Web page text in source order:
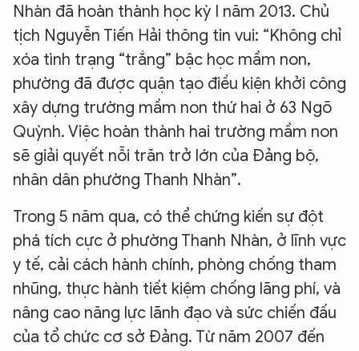
Nhàn đã hoàn thành học kỳ I năm 2013. Chủ
tịch Nguyễn Tiến Hải thông tin vui: “Không chỉ
xóa tình trạng “trắng” bậc học mầm non,
phường đã được quận tạo điều kiện khởi công
xây dựng trường mầm non thứ hai ở 63 Ngõ
Quỳnh. Việc hoàn thành hai trường mầm non
sẽ giải quyết nỗi trăn trở lớn của Đảng bộ,
nhân dân phường Thanh Nhàn”.
Trong 5 năm qua, có thể chứng kiến sự đột
phá tích cực ở phường Thanh Nhàn, ở lĩnh vực
y tế, cải cách hành chính, phòng chống tham
nhũng, thực hành tiết kiệm chống lãng phí, và
nâng cao năng lực lãnh đạo và sức chiến đấu
của tổ chức cơ sở Đảng. Từ năm 2007 đến